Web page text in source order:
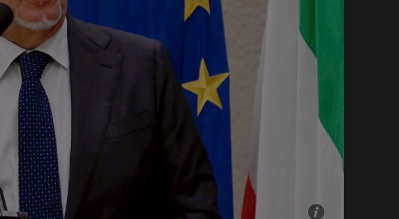
Serie A
Meciuri Clasament